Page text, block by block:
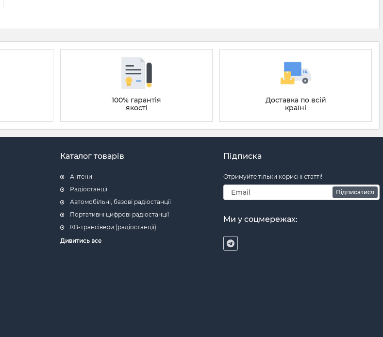
100% гарантія
якості
Доставка по всій
країні
Каталог товарів
Антени
Радіостанції
Автомобільні, базові радіостанції
Портативні цифрові радіостанції
КВ-трансівери (радіостанції)
Дивитись все
Підписка
Отримуйте тільки корисні статті!
Підписатися
Ми у соцмережах: